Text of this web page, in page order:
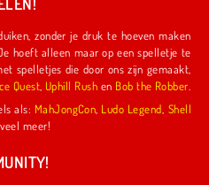
zonder je druk te hoeven maken
hoeft alleen maar op een spelletje te
Quest Uphill Rush en Bob the Robber
We hebben ook andere populaire titels als: MahJongCon Ludo Legend Shell
en nog veel meer!